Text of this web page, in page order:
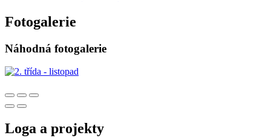
Fotogalerie
Náhodná fotogalerie
Loga a projekty